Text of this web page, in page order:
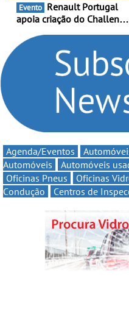
Evento
apoia criação do Challenge
compromisso com o
automobilismo nacional
continua em 2026
Agenda/Eventos
Automóveis
Automóveis
Oficinas Pneus
Oficinas
Condução
Centros de